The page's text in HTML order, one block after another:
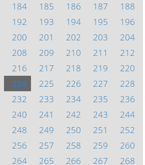
184 185 186 187
188
192 193 194 195
196
200 201 202 203
204
208 209 210 211
212
216 217 218 219
220
224 225 226 227
228
232 233 234 235
236
240 241 242 243
244
248 249 250 251
252
256 257 258 259
260
264 265 266 267
268